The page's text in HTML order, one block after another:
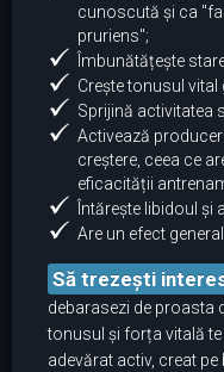
cunoscută și ca
pruriens";
Îmbunătățește
Crește tonusul
Sprijină activitatea
Activează
creștere, ceea ce
eficacității
Întărește libidoul și
Are un efect
Să trezești
debarasezi de proasta
tonusul și forța vitală
adevărat activ, creat pe